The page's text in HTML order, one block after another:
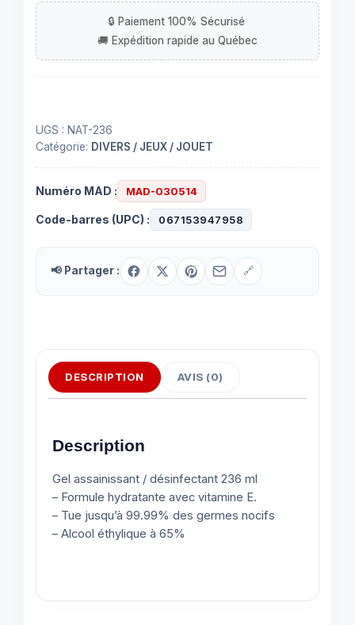
désinfectant
236
ml
UGS : NAT-236
Catégorie: DIVERS / JEUX / JOUET
Numéro MAD : MAD-030514
Code-barres (UPC) : 067153947958
📢 Partager : 🔗
DESCRIPTION AVIS (0)
Description
Gel assainissant / désinfectant 236 ml
– Formule hydratante avec vitamine E.
– Tue jusqu’à 99.99% des germes nocifs
– Alcool éthylique à 65%